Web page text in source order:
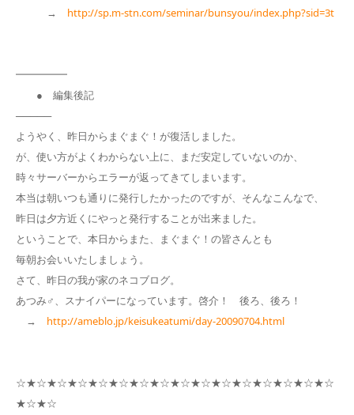
→ http://sp.m-stn.com/seminar/bunsyou/index.php?sid=3t
━━━━━
● 編集後記
─────
ようやく、昨日からまぐまぐ！が復活しました。
が、使い方がよくわからない上に、まだ安定していないのか、
時々サーバーからエラーが返ってきてしまいます。
本当は朝いつも通りに発行したかったのですが、そんなこんなで、
昨日は夕方近くにやっと発行することが出来ました。
ということで、本日からまた、まぐまぐ！の皆さんとも
毎朝お会いいたしましょう。
さて、昨日の我が家のネコブログ。
あつみ♂、スナイパーになっています。啓介！ 後ろ、後ろ！
→ http://ameblo.jp/keisukeatumi/day-20090704.html
☆★☆★☆★☆★☆★☆★☆★☆★☆★☆★☆★☆★☆★☆★☆★☆
★☆★☆